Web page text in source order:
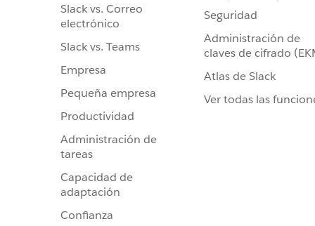
Slack vs. Correo
electrónico
Slack vs. Teams
Empresa
Pequeña empresa
Productividad
Administración de
tareas
Capacidad de
adaptación
Confianza
Seguridad
Administración de
claves de cifrado
Atlas de Slack
Ver todas las